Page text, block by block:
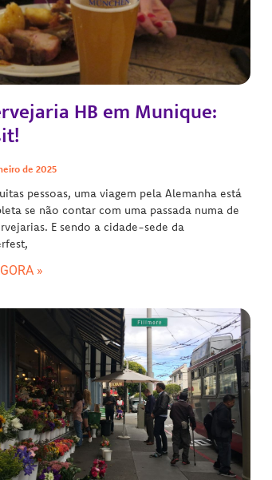
HB em Munique:
de 2025
pessoas, uma viagem pela Alemanha está
se não contar com uma passada numa de
E sendo a cidade-sede da
»